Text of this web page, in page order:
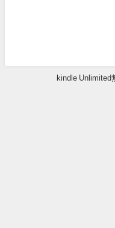
kindle Unlimited